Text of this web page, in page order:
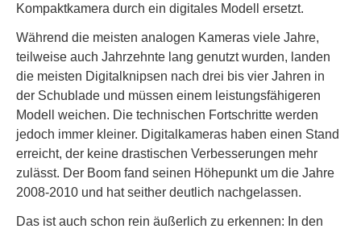
Kompaktkamera durch ein digitales Modell ersetzt.
Während die meisten analogen Kameras viele Jahre,
teilweise auch Jahrzehnte lang genutzt wurden, landen
die meisten Digitalknipsen nach drei bis vier Jahren in
der Schublade und müssen einem leistungsfähigeren
Modell weichen. Die technischen Fortschritte werden
jedoch immer kleiner. Digitalkameras haben einen Stand
erreicht, der keine drastischen Verbesserungen mehr
zulässt. Der Boom fand seinen Höhepunkt um die Jahre
2008-2010 und hat seither deutlich nachgelassen.
Das ist auch schon rein äußerlich zu erkennen: In den